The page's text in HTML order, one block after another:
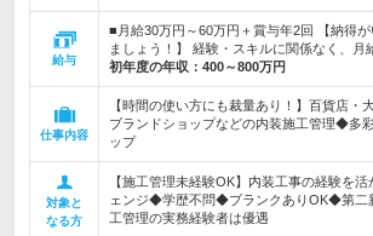
給与
■月給30万円～60万円＋賞与年2回 【納得
ましょう！】 経験・スキルに関係なく、月
初年度の年収： 400～800万円
仕事内容
【時間の使い方にも裁量あり！】百貨店・
ブランドショップなどの内装施工管理◆多
ップ
対象と
なる方
【施工管理未経験OK】内装工事の経験を
ェンジ◆学歴不問◆ブランクありOK◆第二
工管理の実務経験者は優遇